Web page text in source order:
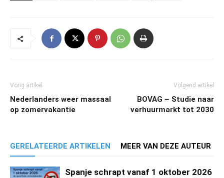
Vorig artikel
Nederlanders weer massaal
op zomervakantie
Volgend artikel
BOVAG – Studie naar
verhuurmarkt tot 2030
GERELATEERDE ARTIKELEN MEER VAN DEZE AUTEUR
Spanje schrapt vanaf 1 oktober 2026